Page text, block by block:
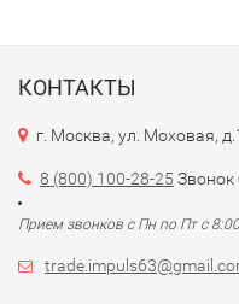
КОНТАКТЫ
г. Москва, ул. Моховая,
8 (800) 100-28-25 Звонок
Прием звонков с Пн по Пт с